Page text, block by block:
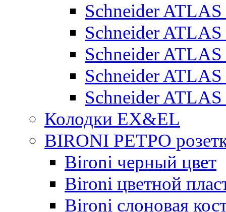
Schneider
Schneider
Schneider
Schneider
Schneider
Колодки EX&EL
BIRONI РЕТРО
Bironi черный цвет
Bironi цветной
Bironi слоновая